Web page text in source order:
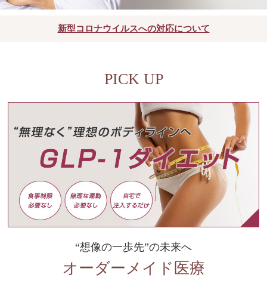
新型コロナウイルスへの対応について
PICK UP
“想像の一歩先”の未来へ
オーダーメイド医療